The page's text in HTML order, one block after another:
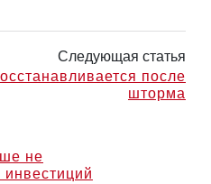
Следующая статья
после
шторма
не